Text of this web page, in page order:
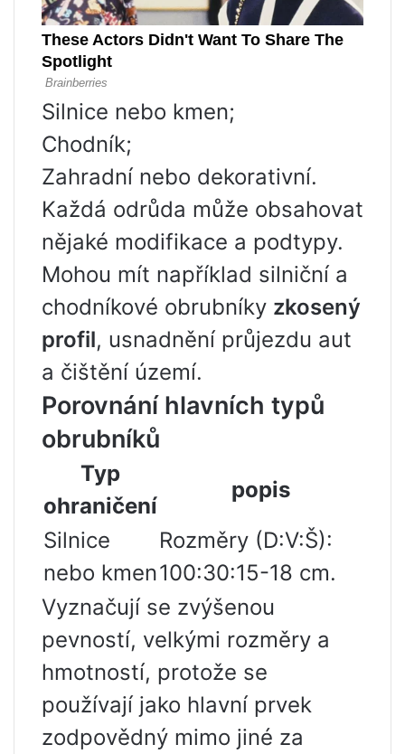
Silnice nebo kmen;
Chodník;
Zahradní nebo dekorativní.
Každá odrůda může obsahovat
nějaké modifikace a podtypy.
Mohou mít například silniční a
chodníkové obrubníky zkosený
profil, usnadnění průjezdu aut
a čištění území.
Porovnání hlavních typů
obrubníků
Typ
ohraničení
popis
Silnice
nebo kmen
Rozměry (D:V:Š):
100:30:15-18 cm.
Vyznačují se zvýšenou
pevností, velkými rozměry a
hmotností, protože se
používají jako hlavní prvek
zodpovědný mimo jiné za